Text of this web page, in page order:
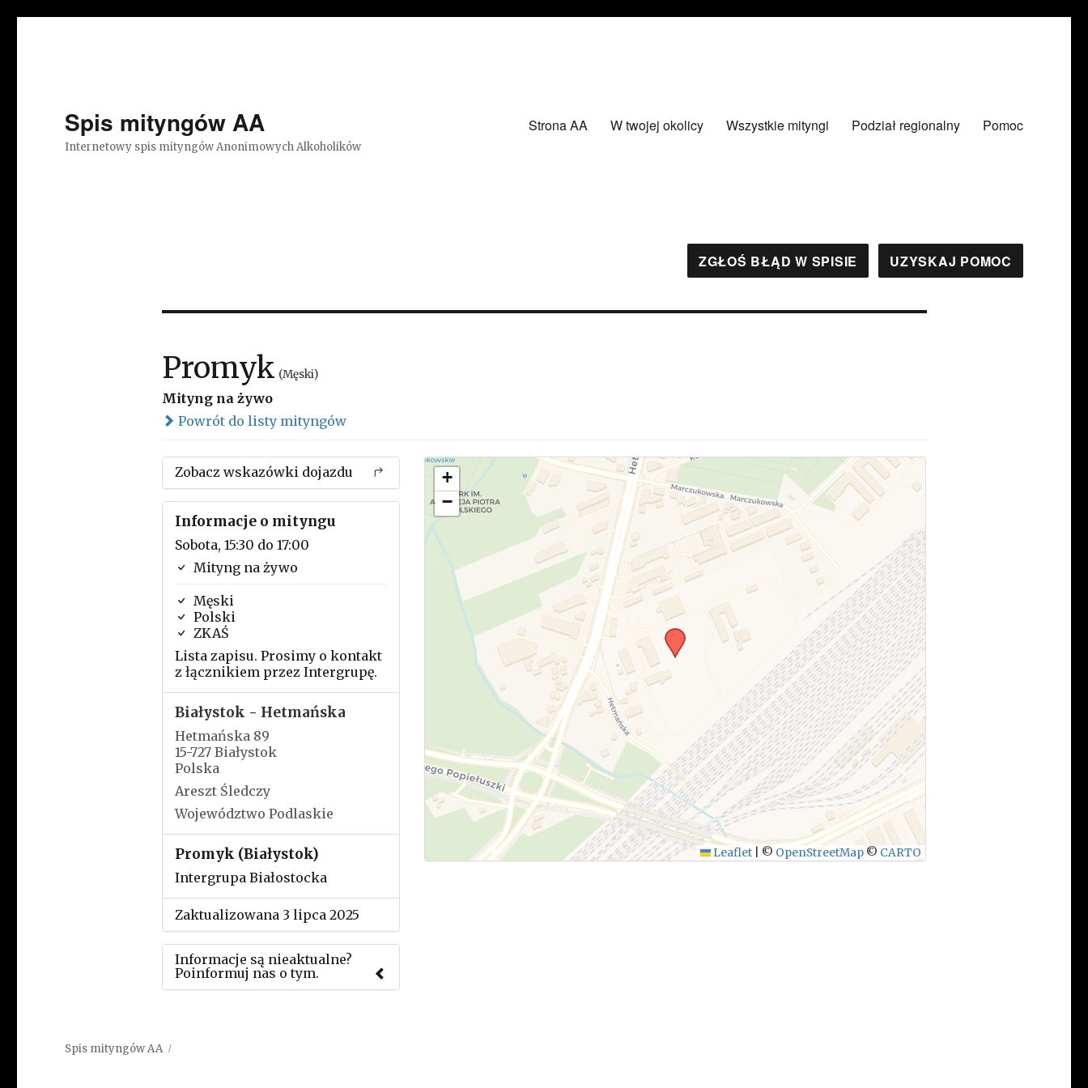
Spis mityngów AA
Internetowy spis mityngów Anonimowych Alkoholików
Strona AA W twojej okolicy Wszystkie mityngi Podział regionalny Pomoc
ZGŁOŚ BŁĄD W SPISIE UZYSKAJ POMOC
Promyk (Męski)
Mityng na żywo
Powrót do listy mityngów
Zobacz wskazówki dojazdu
Informacje o mityngu
Sobota, 15:30 do 17:00
Mityng na żywo
Męski
Polski
ZKAŚ
Lista zapisu. Prosimy o kontakt
z łącznikiem przez Intergrupę.
Białystok - Hetmańska
Hetmańska 89
15-727 Białystok
Polska
Areszt Śledczy
Województwo Podlaskie
Promyk (Białystok)
Intergrupa Białostocka
Zaktualizowana 3 lipca 2025
Informacje są nieaktualne?
Poinformuj nas o tym.
+
−
Leaflet © OpenStreetMap © CARTO
Spis mityngów AA